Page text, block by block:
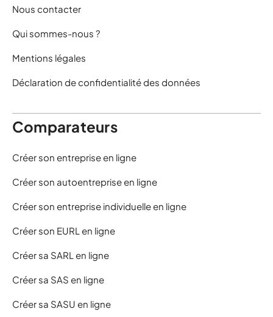
Nous contacter
Qui sommes-nous ?
Mentions légales
Déclaration de confidentialité des données
Comparateurs
Créer son entreprise en ligne
Créer son autoentreprise en ligne
Créer son entreprise individuelle en ligne
Créer son EURL en ligne
Créer sa SARL en ligne
Créer sa SAS en ligne
Créer sa SASU en ligne